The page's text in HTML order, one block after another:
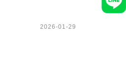
2026-01-29